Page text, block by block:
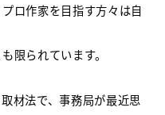
ロ作家を目指す方々は自
限られています。
材法で、事務局が最近思